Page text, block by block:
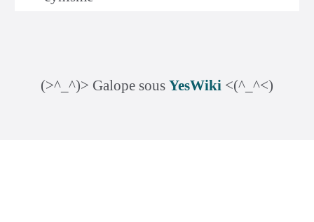
(>^_^)> Galope sous YesWiki <(^_^<)